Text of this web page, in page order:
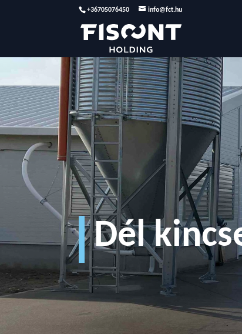
+36705076450 info@fct.hu
Dél